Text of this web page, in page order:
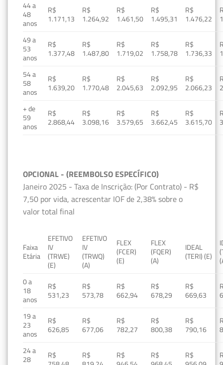
44 a
48
anos
R$
1.171,13
R$
1.264,92
R$
1.461,50
R$
1.495,31
R$
1.476,22
49 a
53
anos
R$
1.377,48
R$
1.487,80
R$
1.719,02
R$
1.758,78
R$
1.736,33
54 a
58
anos
R$
1.639,20
R$
1.770,48
R$
2.045,63
R$
2.092,95
R$
2.066,23
+ de
59
anos
R$
2.868,44
R$
3.098,16
R$
3.579,65
R$
3.662,45
R$
3.615,70
OPCIONAL - (REEMBOLSO ESPECÍFICO)
Janeiro 2025 - Taxa de Inscrição: (Por Contrato) - R$
7,50 por vida, acrescentar IOF de 2,38% sobre o
valor total final
Faixa
Etária
EFETIVO
IV
(TRWE)
(E)
EFETIVO
IV
(TRWQ)
(A)
FLEX
(FCER)
(E)
FLEX
(FQER)
(A)
IDEAL
(TERI) (E)
0 a
18
anos
R$
531,23
R$
573,78
R$
662,94
R$
678,29
R$
669,63
19 a
23
anos
R$
626,85
R$
677,06
R$
782,27
R$
800,38
R$
790,16
24 a
28
R$
R$
R$
R$
R$